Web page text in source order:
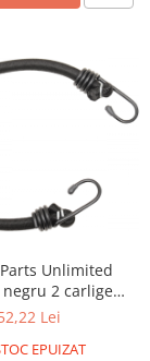
Unlimited
2 carlige
18 inch
Lei
EPUIZAT